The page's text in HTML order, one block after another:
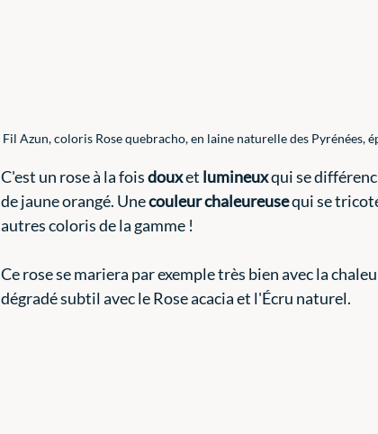
Fil Azun, coloris Rose quebracho, en laine naturelle des Pyrénées,
C'est un rose à la fois doux et lumineux qui se
de jaune orangé. Une couleur chaleureuse qui se
autres coloris de la gamme !
Ce rose se mariera par exemple très bien avec la
dégradé subtil avec le Rose acacia et l'Écru naturel.